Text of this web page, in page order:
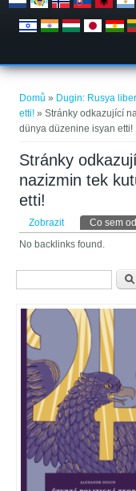
Jste zde
Domů » Dugin: Rusya
etti! » Stránky odkazující
dünya düzenine isyan etti!
Stránky
nazizmin tek
etti!
Hlavní
Zobrazit Co sem
No backlinks found.